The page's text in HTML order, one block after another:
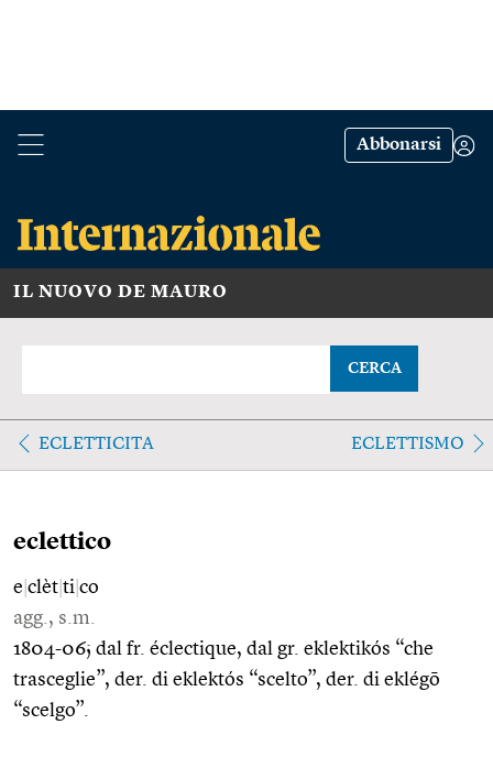
Abbonarsi
IL NUOVO DE MAURO
CERCA
ECLETTICITA ECLETTISMO
eclettico
e clèt ti co
agg., s.m.
1804-06; dal fr. éclectique, dal gr. eklektikós “che
trasceglie”, der. di eklektós “scelto”, der. di eklégō
“scelgo”.